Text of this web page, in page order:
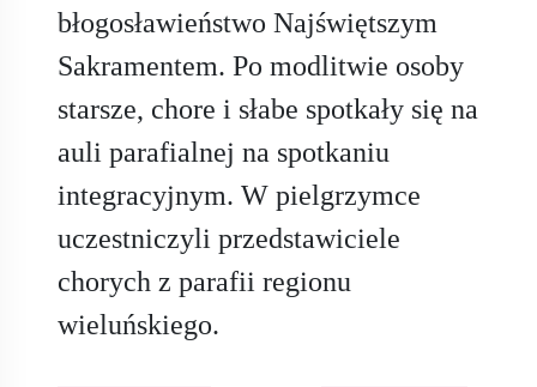
błogosławieństwo Najświętszym
Sakramentem. Po modlitwie osoby
starsze, chore i słabe spotkały się na
auli parafialnej na spotkaniu
integracyjnym. W pielgrzymce
uczestniczyli przedstawiciele
chorych z parafii regionu
wieluńskiego.